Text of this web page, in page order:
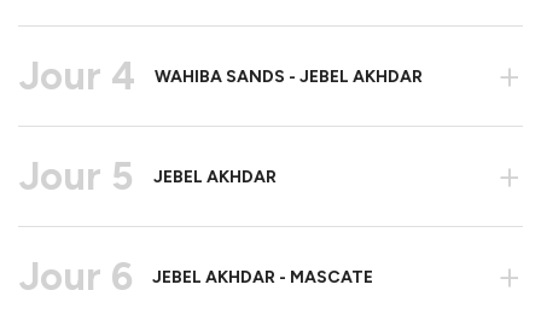
Jour 4 WAHIBA SANDS - JEBEL AKHDAR +
Jour 5 JEBEL AKHDAR +
Jour 6 JEBEL AKHDAR - MASCATE +